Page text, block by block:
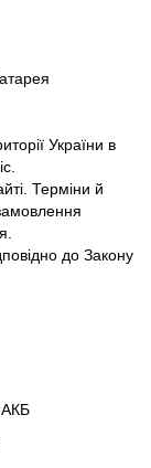
України в
Терміни й
до Закону
АКБ